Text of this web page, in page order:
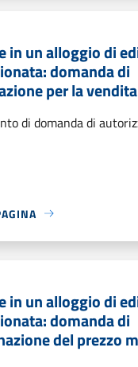
in un alloggio di
domanda di
per la vendita
di domanda di
in un alloggio di
domanda di
del prezzo